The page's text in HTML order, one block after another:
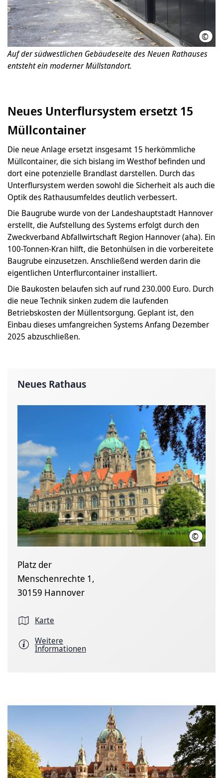
© LHH
Auf der südwestlichen Gebäudeseite des Neuen Rathauses
entsteht ein moderner Müllstandort.
Neues Unterflursystem ersetzt 15
Müllcontainer
Die neue Anlage ersetzt insgesamt 15 herkömmliche
Müllcontainer, die sich bislang im Westhof befinden und
dort eine potenzielle Brandlast darstellen. Durch das
Unterflursystem werden sowohl die Sicherheit als auch die
Optik des Rathausumfeldes deutlich verbessert.
Die Baugrube wurde von der Landeshauptstadt Hannover
erstellt, die Aufstellung des Systems erfolgt durch den
Zweckverband Abfallwirtschaft Region Hannover (aha). Ein
100-Tonnen-Kran hilft, die Betonhülsen in die vorbereitete
Baugrube einzusetzen. Anschließend werden darin die
eigentlichen Unterflurcontainer installiert.
Die Baukosten belaufen sich auf rund 230.000 Euro. Durch
die neue Technik sinken zudem die laufenden
Betriebskosten der Müllentsorgung. Geplant ist, den
Einbau dieses umfangreichen Systems Anfang Dezember
2025 abzuschließen.
Neues Rathaus
©
Platz der
Menschenrechte 1,
30159 Hannover
Karte
Weitere
Informationen